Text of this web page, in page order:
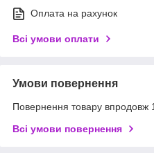
Оплата на рахунок
Всі умови оплати
Умови повернення
Повернення товару впродовж
Всі умови повернення